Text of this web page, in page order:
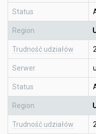
Status
Region
Trudność udziałów
Serwer
Status
Region
Trudność udziałów